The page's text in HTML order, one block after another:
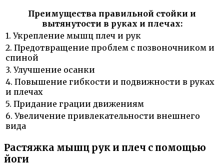
Преимущества правильной стойки и
вытянутости в руках и плечах:
1. Укрепление мышц плеч и рук
2. Предотвращение проблем с позвоночником и
спиной
3. Улучшение осанки
4. Повышение гибкости и подвижности в руках
и плечах
5. Придание грации движениям
6. Увеличение привлекательности внешнего
вида
Растяжка мышц рук и плеч с помощью
йоги